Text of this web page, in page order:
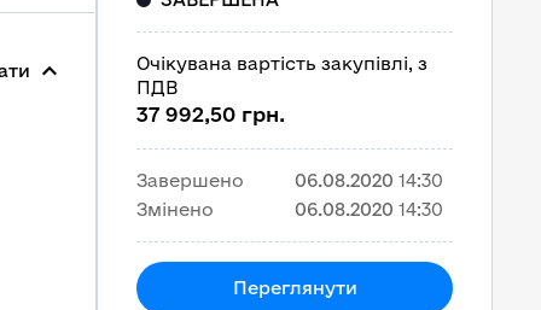
Очікувана вартість закупівлі, з
ПДВ
37 992,50 грн.
Завершено 06.08.2020 14:30
Змінено
06.08.2020 14:30
Переглянути